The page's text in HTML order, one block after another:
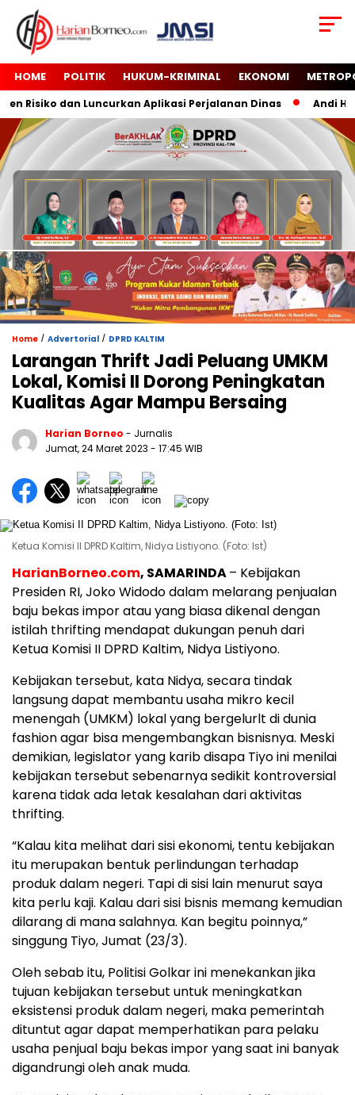
HOME POLITIK HUKUM-KRIMINAL EKONOMI
Risiko dan Luncurkan Aplikasi Perjalanan Dinas Andi
Home / Advertorial / DPRD KALTIM
Larangan Thrift Jadi Peluang UMKM
Lokal, Komisi II Dorong Peningkatan
Kualitas Agar Mampu Bersaing
Harian Borneo - Jurnalis
Jumat, 24 Maret 2023 - 17:45 WIB
Ketua Komisi II DPRD Kaltim, Nidya Listiyono. (Foto: Ist)
HarianBorneo.com, SAMARINDA– Kebijakan
Presiden RI, Joko Widodo dalam melarang penjualan
baju bekas impor atau yang biasa dikenal dengan
istilah thrifting mendapat dukungan penuh dari
Ketua Komisi II DPRD Kaltim, Nidya Listiyono.
Kebijakan tersebut, kata Nidya, secara tindak
langsung dapat membantu usaha mikro kecil
menengah (UMKM) lokal yang bergelurlt di dunia
fashion agar bisa mengembangkan bisnisnya. Meski
demikian, legislator yang karib disapa Tiyo ini menilai
kebijakan tersebut sebenarnya sedikit kontroversial
karena tidak ada letak kesalahan dari aktivitas
thrifting.
“Kalau kita melihat dari sisi ekonomi, tentu kebijakan
itu merupakan bentuk perlindungan terhadap
produk dalam negeri. Tapi di sisi lain menurut saya
kita perlu kaji. Kalau dari sisi bisnis memang kemudian
dilarang di mana salahnya. Kan begitu poinnya,”
singgung Tiyo, Jumat (23/3).
Oleh sebab itu, Politisi Golkar ini menekankan jika
tujuan kebijakan tersebut untuk meningkatkan
eksistensi produk dalam negeri, maka pemerintah
dituntut agar dapat memperhatikan para pelaku
usaha penjual baju bekas impor yang saat ini banyak
digandrungi oleh anak muda.